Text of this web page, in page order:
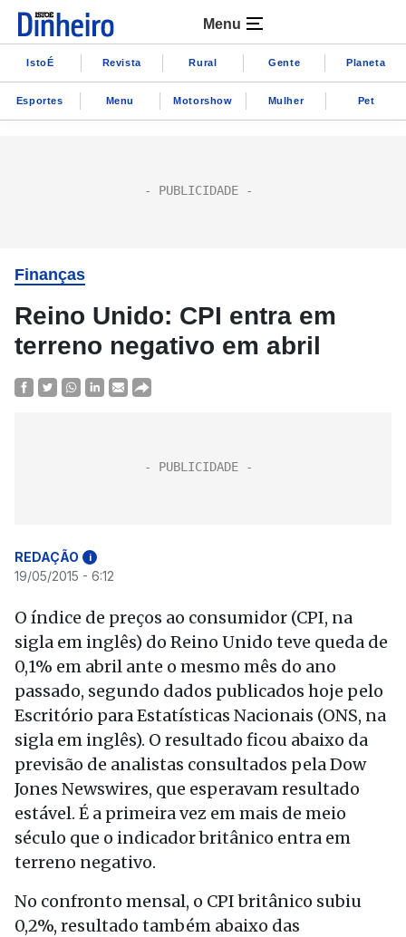
Menu
IstoÉ Revista Rural Gente Planeta
Esportes Menu Motorshow Mulher Pet
Finanças
Reino Unido: CPI entra em
terreno negativo em abril
REDAÇÃO i
19/05/2015 - 6:12
O índice de preços ao consumidor (CPI, na
sigla em inglês) do Reino Unido teve queda de
0,1% em abril ante o mesmo mês do ano
passado, segundo dados publicados hoje pelo
Escritório para Estatísticas Nacionais (ONS, na
sigla em inglês). O resultado ficou abaixo da
previsão de analistas consultados pela Dow
Jones Newswires, que esperavam resultado
estável. É a primeira vez em mais de meio
século que o indicador britânico entra em
terreno negativo.
No confronto mensal, o CPI britânico subiu
0,2%, resultado também abaixo das